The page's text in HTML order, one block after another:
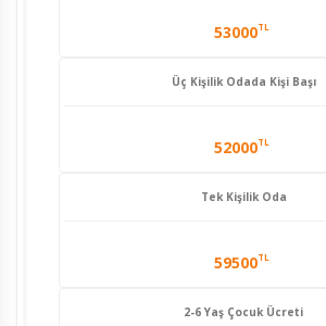
53000TL
Üç Kişilik Odada Kişi Başı
52000TL
Tek Kişilik Oda
59500TL
2-6 Yaş Çocuk Ücreti